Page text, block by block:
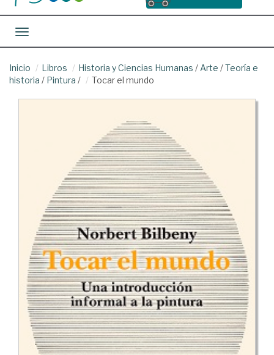
Toggle navigation
Inicio Libros Historia y Ciencias Humanas / Arte /Teoría e
historia / Pintura / Tocar el mundo